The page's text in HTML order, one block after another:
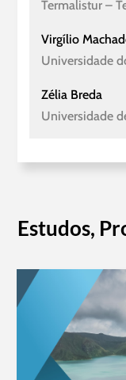
Termalistur –
Virgílio
Universidade
Zélia Breda
Universidade
Estudos,